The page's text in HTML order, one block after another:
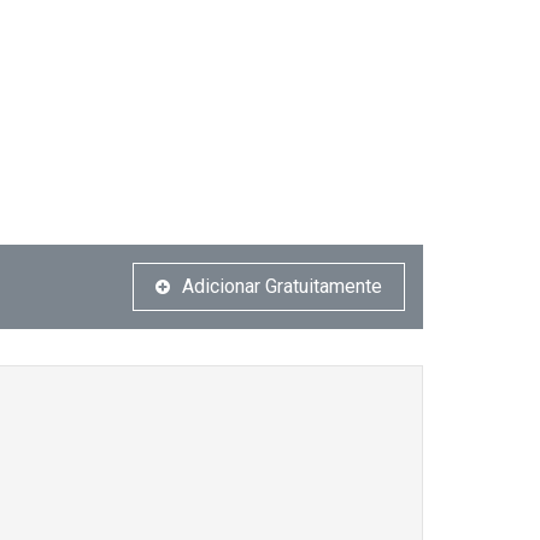
Adicionar Gratuitamente